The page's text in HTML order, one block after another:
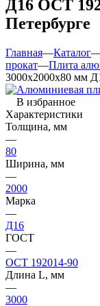
Д16 ОСТ
Петербурге
Главная—Каталог
прокат—Плита
3000х2000х80 мм
В избранное
Характеристики
Толщина, мм
—
80
Ширина, мм
—
2000
Марка
—
Д16
ГОСТ
—
ОСТ 192014-90
Длина L, мм
—
3000